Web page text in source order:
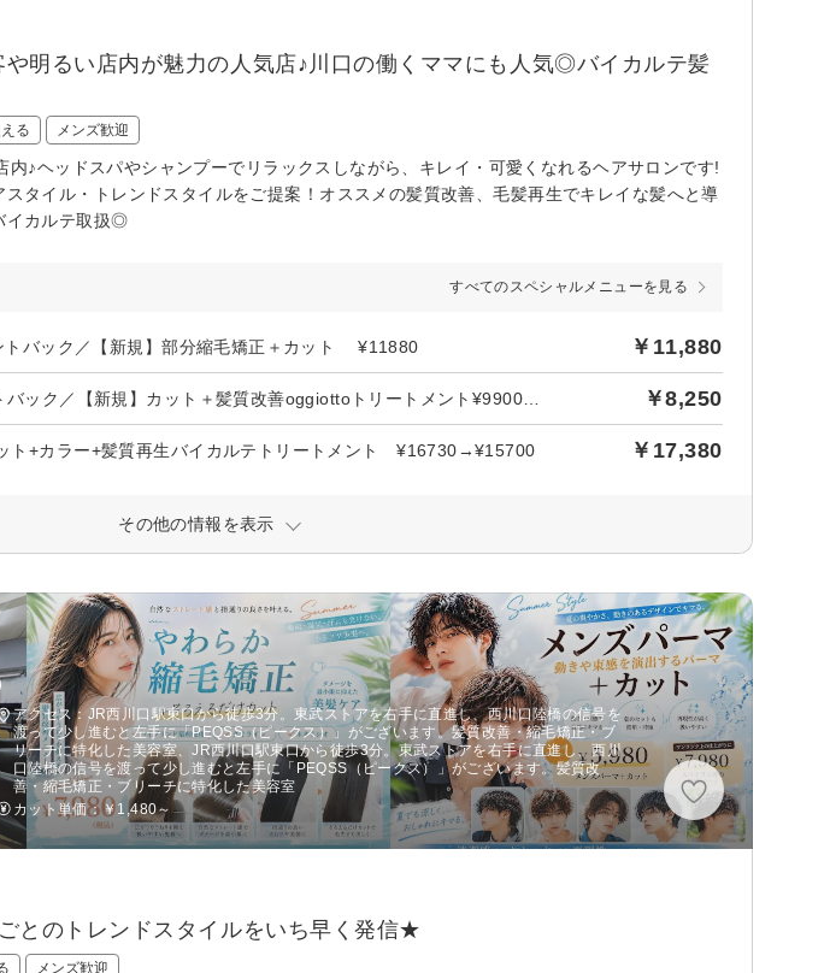
明るい店内が魅力の人気店♪川口の働くママにも人気◎バイカルテ髪
る メンズ歓迎
♪ヘッドスパやシャンプーでリラックスしながら、キレイ・可愛くなれるヘアサロンです!
タイル・トレンドスタイルをご提案！オススメの髪質改善、毛髪再生でキレイな髪へと導
イカルテ取扱◎
すべてのスペシャルメニューを見る
トバック／【新規】部分縮毛矯正＋カット ¥11880 ￥11,880
￥8,250
ット+カラー+髪質再生バイカルテトリートメント ¥16730→¥15700 ￥17,380
その他の情報を表示
アクセス：JR西川口駅東口から徒歩3分。東武ストアを右手に直進し、西川口陸橋の信号を
渡って少し進むと左手に「PEQSS（ピークス）」がございます。髪質改善・縮毛矯正・ブ
リーチに特化した美容室、JR西川口駅東口から徒歩3分。東武ストアを右手に直進し、西川
口陸橋の信号を渡って少し進むと左手に「PEQSS（ピークス）」がございます。髪質改
善・縮毛矯正・ブリーチに特化した美容室
カット単価：￥1,480～
とのトレンドスタイルをいち早く発信★
メンズ歓迎